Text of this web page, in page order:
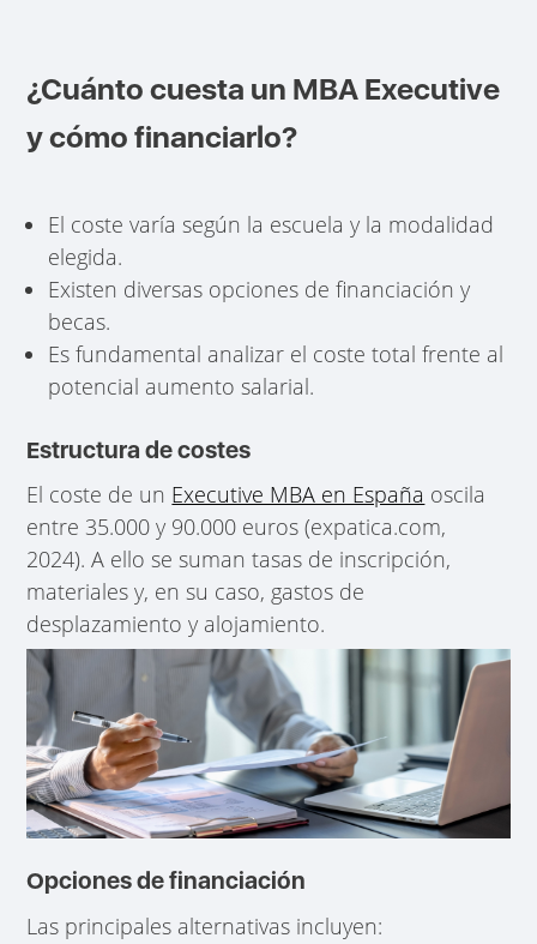
¿Cuánto cuesta un MBA Executive
y cómo financiarlo?
El coste varía según la escuela y la modalidad
elegida.
Existen diversas opciones de financiación y
becas.
Es fundamental analizar el coste total frente al
potencial aumento salarial.
Estructura de costes
El coste de un Executive MBA en España oscila
entre 35.000 y 90.000 euros (expatica.com,
2024). A ello se suman tasas de inscripción,
materiales y, en su caso, gastos de
desplazamiento y alojamiento.
Opciones de financiación
Las principales alternativas incluyen: